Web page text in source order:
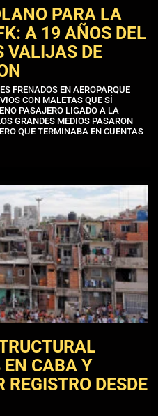
PARA LA
A 19 AÑOS DEL
VALIJAS DE
FRENADOS EN AEROPARQUE
CON MALETAS QUE SÍ
PASAJERO LIGADO A LA
GRANDES MEDIOS PASARON
QUE TERMINABA EN CUENTAS
EN CABA Y
REGISTRO DESDE